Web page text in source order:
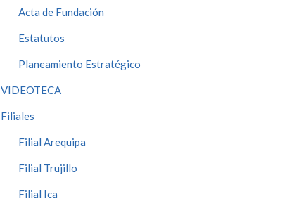
Acta de Fundación
Estatutos
Planeamiento Estratégico
VIDEOTECA
Filiales
Filial Arequipa
Filial Trujillo
Filial Ica